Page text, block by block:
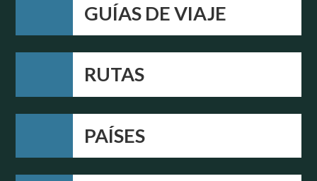
GUÍAS DE VIAJE
RUTAS
PAÍSES